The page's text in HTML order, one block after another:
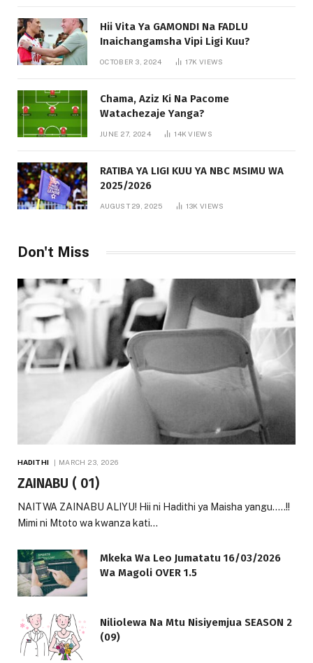
Hii Vita Ya GAMONDI Na FADLU
Inaichangamsha Vipi Ligi Kuu?
OCTOBER 3, 2024 17KVIEWS
Chama, Aziz Ki Na Pacome
Watachezaje Yanga?
JUNE 27, 2024 14KVIEWS
RATIBA YA LIGI KUU YA NBC MSIMU WA
2025/2026
AUGUST 29, 2025 13KVIEWS
Don't Miss
HADITHI MARCH 23, 2026
ZAINABU ( 01)
NAITWA ZAINABU ALIYU! Hii ni Hadithi ya Maisha yangu…..!!
Mimi ni Mtoto wa kwanza kati…
Mkeka Wa Leo Jumatatu 16/03/2026
Wa Magoli OVER 1.5
Niliolewa Na Mtu Nisiyemjua SEASON 2
(09)